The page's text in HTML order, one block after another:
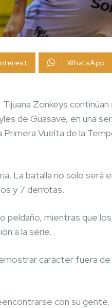
WhatsApp
Zonkeys continúan
de Guasave, en una
Vuelta de la
La batalla no solo será
y 7 derrotas.
peldaño, mientras que
a la serie.
carácter fuera
con su gente.